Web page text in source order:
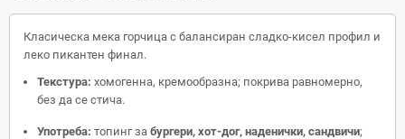
Класическа мека горчица с балансиран сладко-кисел профил и
леко пикантен финал.
Текстура: хомогенна, кремообразна; покрива равномерно,
без да се стича.
Употреба: топинг за бургери, хот-дог, наденички, сандвичи;